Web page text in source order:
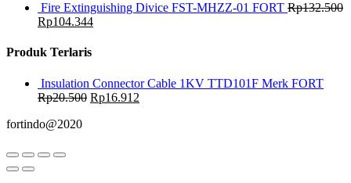
Fire Extinguishing Divice FST-MHZZ-01 FORT Rp132.500
Rp104.344
Produk Terlaris
Insulation Connector Cable 1KV TTD101F Merk FORT
Rp20.500 Rp16.912
fortindo@2020